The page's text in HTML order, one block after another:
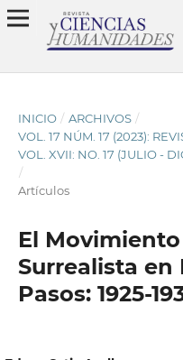
INICIO / ARCHIVOS /
VOL. 17 NÚM. 17 (2023):
VOL. XVII: NO. 17 (JULIO -
/
Artículos
El
Surrealista en
Pasos: 1925-